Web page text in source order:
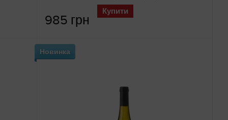
985 грн
Купити
Новинка